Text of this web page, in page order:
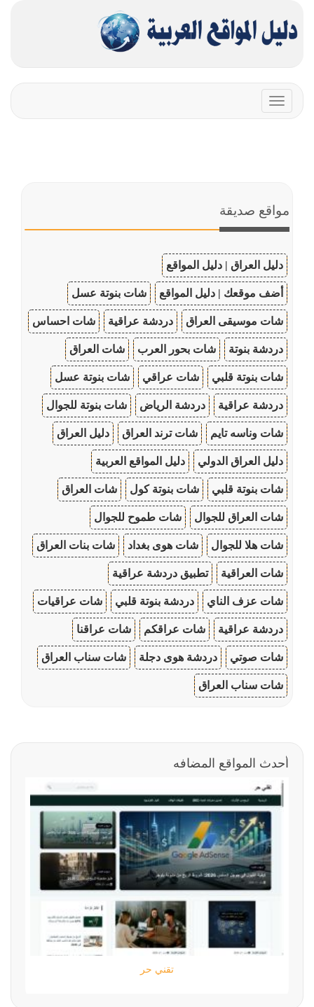
Toggle
navigation
مواقع صديقة
دليل العراق | دليل المواقع
أضف موقعك | دليل المواقع شات بنوتة عسل
شات موسيقى العراق دردشة عراقية شات احساس
دردشة بنوتة شات بحور العرب شات العراق
شات بنوتة قلبي شات عراقي شات بنوتة عسل
دردشة عراقية دردشة الرياض شات بنوتة للجوال
شات وناسه تايم شات ترند العراق دليل العراق
دليل العراق الدولي دليل المواقع العربية
شات بنوتة قلبي شات بنوتة كول شات العراق
شات العراق للجوال شات طموح للجوال
شات هلا للجوال شات هوى بغداد شات بنات العراق
شات العراقية تطبيق دردشة عراقية
شات عزف الناي دردشة بنوتة قلبي شات عراقيات
دردشة عراقية شات عراقكم شات عراقنا
شات صوتي دردشة هوى دجلة شات سناب العراق
شات سناب العراق
أحدث المواقع المضافه
تقني حر